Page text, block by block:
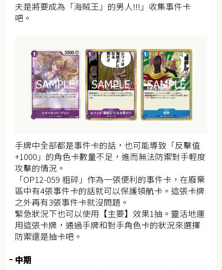
夫是將要成為「海賊王」的男人!!!」收集事件卡
吧。
手牌中全部都是事件卡的話，也可能導致「反擊值
+1000」的角色卡數量不足，進而無法防禦對手輕度
攻擊的情況。
「OP12-059 粗碎」作為一張便利的事件卡，在廢棄
區中有4張事件卡的話就可以保護領航卡。這張卡牌
之外再有3張事件卡就沒問題。
緊急狀況下也可以使用【主要】效果1抽。靈活地運
用這張卡牌，通過手牌和對手角色卡的狀況來選擇
防禦還是抽卡吧。
中期